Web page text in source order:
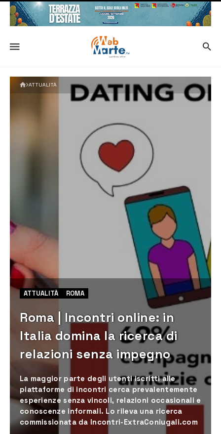
ATTUALITÀ
ATTUALITÀ ROMA
Roma | Incontri online: in
Italia domina la ricerca di
relazioni senza impegno
La maggior parte degli utenti iscritti alle
piattaforme di incontri cerca prevalentemente
esperienze senza vincoli, relazioni occasionali e
conoscenze informali. Lo rileva una ricerca
commissionata da Incontri-ExtraConiugali.com